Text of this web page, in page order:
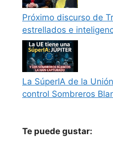
Próximo discurso de
estrellados e
La SúperIA de la
control Sombreros
Te puede gustar: